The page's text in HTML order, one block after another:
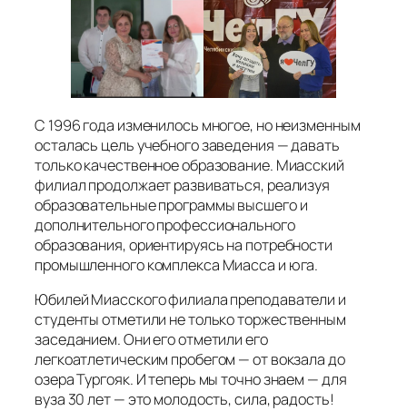
С 1996 года изменилось многое, но неизменным
осталась цель учебного заведения — давать
только качественное образование. Миасский
филиал продолжает развиваться, реализуя
образовательные программы высшего и
дополнительного профессионального
образования, ориентируясь на потребности
промышленного комплекса Миасса и юга.
Юбилей Миасского филиала преподаватели и
студенты отметили не только торжественным
заседанием. Они его отметили его
легкоатлетическим пробегом — от вокзала до
озера Тургояк. И теперь мы точно знаем — для
вуза 30 лет — это молодость, сила, радость!